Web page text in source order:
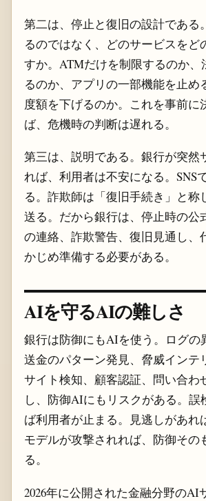
第二は、停止と復旧の設計である
るのではなく、どのサービスをど
すか。ATMだけを制限するのか、
るのか、アプリの一部機能を止め
度額を下げるのか。これを事前に
ば、危機時の判断は遅れる。
第三は、説明である。銀行が突然
れば、利用者は不安になる。SNS
る。詐欺師は「復旧手続き」と称
送る。だから銀行は、停止時の公
の連絡、詐欺警告、復旧見通し、
かじめ準備する必要がある。
AIを守るAIの難しさ
銀行は防御にもAIを使う。ログの
送金のパターン発見、脅威インテ
サイト検知、顧客認証、問い合わ
し、防御AIにもリスクがある。誤
ば利用者が止まる。見逃しがあれ
モデルが攻撃されれば、防御その
る。
2026年に公開された金融分野のAI